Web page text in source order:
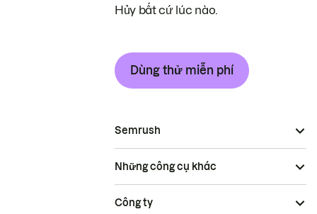
Hủy bất cứ lúc nào.
Dùng thử miễn phí
Semrush
Những công cụ khác
Công ty